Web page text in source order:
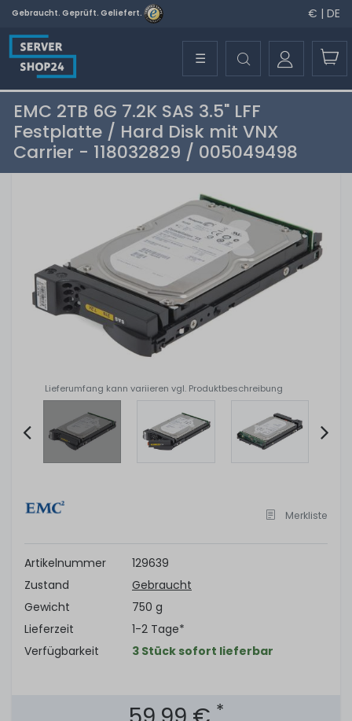
Gebraucht. Geprüft. Geliefert. € | DE
☰
EMC 2TB 6G 7.2K SAS 3.5" LFF
Festplatte / Hard Disk mit VNX
Carrier - 118032829 / 005049498
Lieferumfang kann variieren vgl. Produktbeschreibung
of
Merkliste
Artikelnummer
129639
Zustand
Gebraucht
Gewicht
750 g
Lieferzeit
1-2 Tage*
Verfügbarkeit
3 Stück sofort lieferbar
*